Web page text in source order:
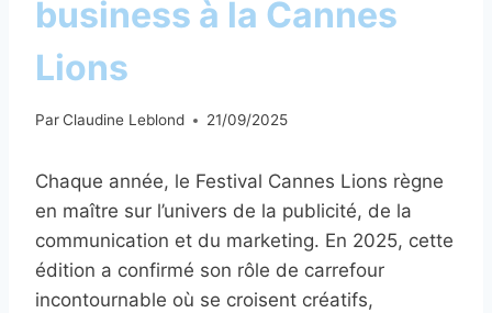
business à la Cannes
Lions
ParClaudine Leblond 21/09/2025
Chaque année, le Festival Cannes Lions règne
en maître sur l’univers de la publicité, de la
communication et du marketing. En 2025, cette
édition a confirmé son rôle de carrefour
incontournable où se croisent créatifs,